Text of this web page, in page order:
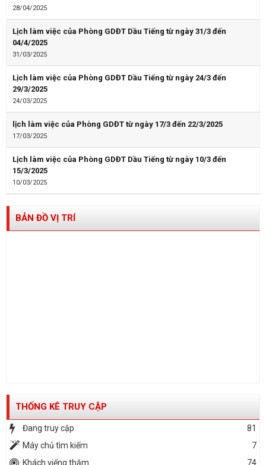
28/04/2025
Lịch làm việc của Phòng GDĐT Dầu Tiếng từ ngày 31/3 đến
04/4/2025
31/03/2025
Lịch làm việc của Phòng GDĐT Dầu Tiếng từ ngày 24/3 đến
29/3/2025
24/03/2025
lịch làm việc của Phòng GDĐT từ ngày 17/3 đến 22/3/2025
17/03/2025
Lịch làm việc của Phòng GDĐT Dầu Tiếng từ ngày 10/3 đến
15/3/2025
10/03/2025
BẢN ĐỒ VỊ TRÍ
THỐNG KÊ TRUY CẬP
Đang truy cập
81
Máy chủ tìm kiếm
7
Khách viếng thăm
74